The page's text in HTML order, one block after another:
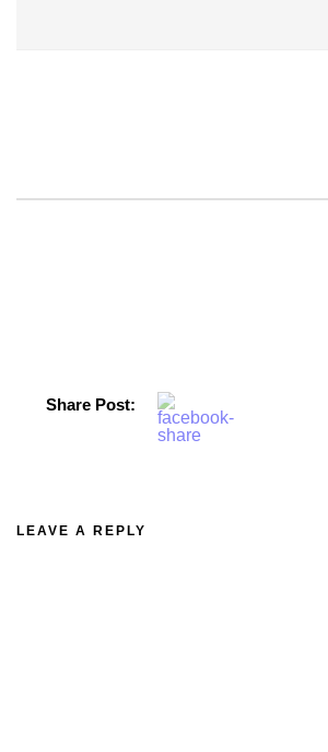
Share Post:
LEAVE A REPLY